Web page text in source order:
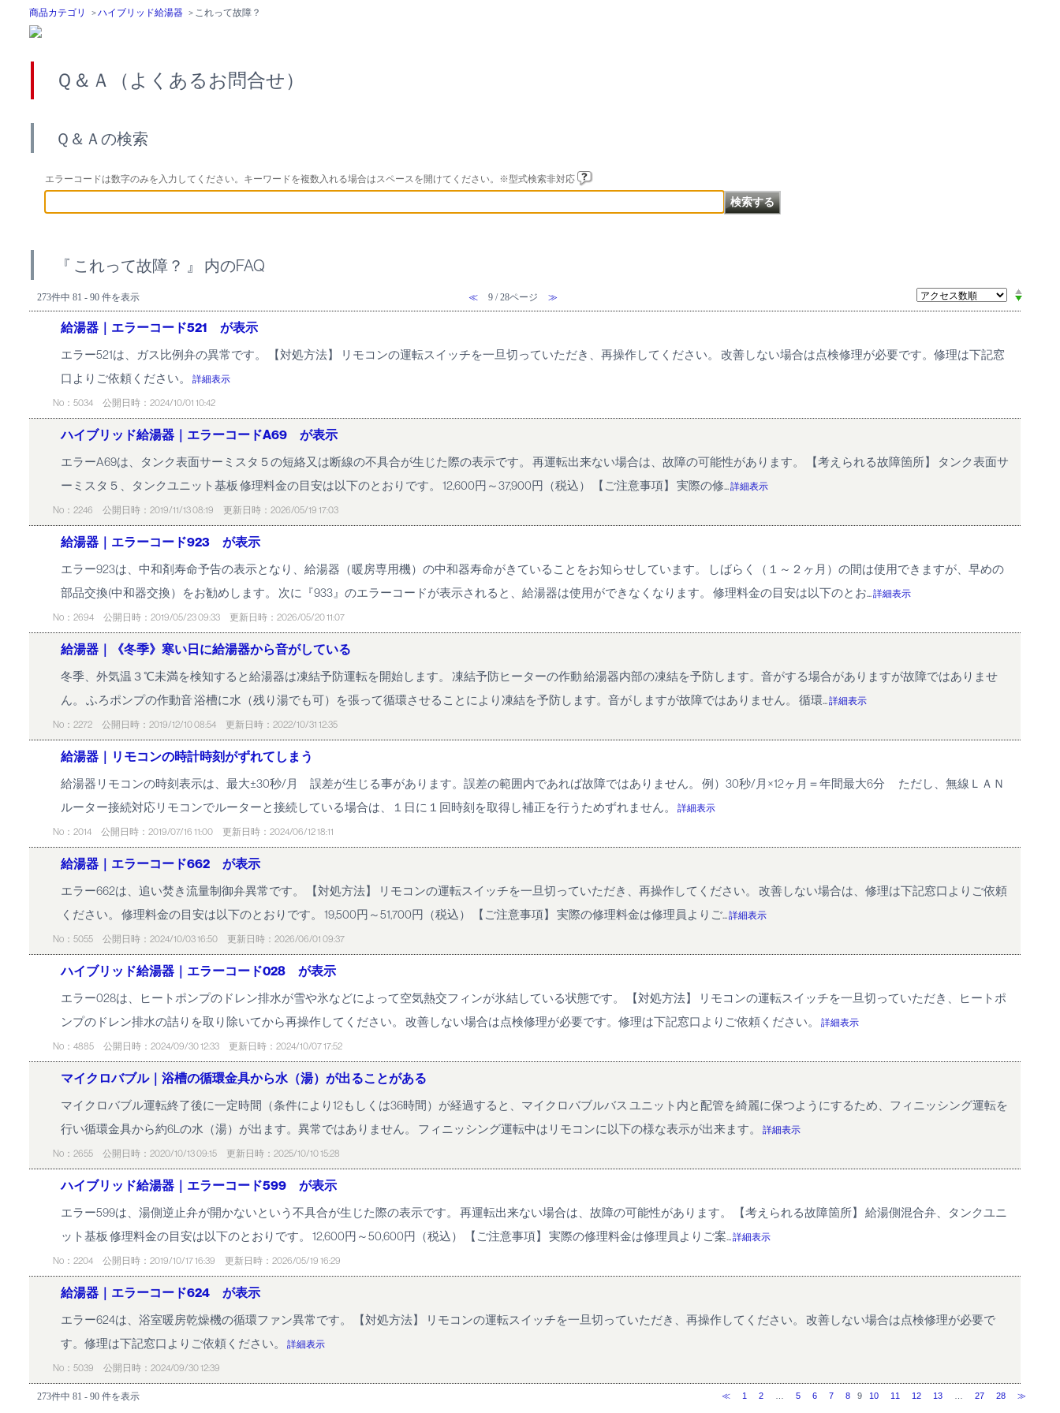
商品カテゴリ >ハイブリッド給湯器 > これって故障？
Ｑ＆Ａ（よくあるお問合せ）
Ｑ＆Ａの検索
エラーコードは数字のみを入力してください。キーワードを複数入れる場合はスペースを開けてください。※型式検索非対応
『 これって故障？ 』 内のFAQ
273件中 81 - 90 件を表示 ≪ 9 / 28ページ ≫
給湯器｜エラーコード521 が表示
エラー521は、ガス比例弁の異常です。 【対処方法】 リモコンの運転スイッチを一旦切っていただき、再操作してください。 改善しない場合は点検修理が必要です。修理は下記窓
口よりご依頼ください。
詳細表示
No：5034 公開日時：2024/10/01 10:42
ハイブリッド給湯器｜エラーコードA69 が表示
エラーA69は、タンク表面サーミスタ５の短絡又は断線の不具合が生じた際の表示です。 再運転出来ない場合は、故障の可能性があります。 【考えられる故障箇所】 タンク表面サ
ーミスタ５、タンクユニット基板 修理料金の目安は以下のとおりです。 12,600円～37,900円（税込） 【ご注意事項】 実際の修...詳細表示
No：2246 公開日時：2019/11/13 08:19 更新日時：2026/05/19 17:03
給湯器｜エラーコード923 が表示
エラー923は、中和剤寿命予告の表示となり、給湯器（暖房専用機）の中和器寿命がきていることをお知らせしています。 しばらく（１～２ヶ月）の間は使用できますが、早めの
部品交換(中和器交換）をお勧めします。 次に『933』のエラーコードが表示されると、給湯器は使用ができなくなります。 修理料金の目安は以下のとお...詳細表示
No：2694 公開日時：2019/05/23 09:33 更新日時：2026/05/20 11:07
給湯器｜《冬季》寒い日に給湯器から音がしている
冬季、外気温３℃未満を検知すると給湯器は凍結予防運転を開始します。 凍結予防ヒーターの作動 給湯器内部の凍結を予防します。音がする場合がありますが故障ではありませ
ん。 ふろポンプの作動音 浴槽に水（残り湯でも可）を張って循環させることにより凍結を予防します。音がしますが故障ではありません。 循環...詳細表示
No：2272 公開日時：2019/12/10 08:54 更新日時：2022/10/31 12:35
給湯器｜リモコンの時計時刻がずれてしまう
給湯器リモコンの時刻表示は、最大±30秒/月 誤差が生じる事があります。誤差の範囲内であれば故障ではありません。 例）30秒/月×12ヶ月＝年間最大6分 ただし、無線ＬＡＮ
ルーター接続対応リモコンでルーターと接続している場合は、１日に１回時刻を取得し補正を行うためずれません。
詳細表示
No：2014 公開日時：2019/07/16 11:00 更新日時：2024/06/12 18:11
給湯器｜エラーコード662 が表示
エラー662は、追い焚き流量制御弁異常です。 【対処方法】 リモコンの運転スイッチを一旦切っていただき、再操作してください。 改善しない場合は、修理は下記窓口よりご依頼
ください。 修理料金の目安は以下のとおりです。 19,500円～51,700円（税込） 【ご注意事項】 実際の修理料金は修理員よりご...詳細表示
No：5055 公開日時：2024/10/03 16:50 更新日時：2026/06/01 09:37
ハイブリッド給湯器｜エラーコード028 が表示
エラー028は、ヒートポンプのドレン排水が雪や氷などによって空気熱交フィンが氷結している状態です。 【対処方法】 リモコンの運転スイッチを一旦切っていただき、ヒートポ
ンプのドレン排水の詰りを取り除いてから再操作してください。 改善しない場合は点検修理が必要です。修理は下記窓口よりご依頼ください。
詳細表示
No：4885 公開日時：2024/09/30 12:33 更新日時：2024/10/07 17:52
マイクロバブル｜浴槽の循環金具から水（湯）が出ることがある
マイクロバブル運転終了後に一定時間（条件により12もしくは36時間）が経過すると、マイクロバブルバス ユニット内と配管を綺麗に保つようにするため、フィニッシング運転を
行い循環金具から約6Lの水（湯）が出ます。異常ではありません。 フィニッシング運転中はリモコンに以下の様な表示が出来ます。
詳細表示
No：2655 公開日時：2020/10/13 09:15 更新日時：2025/10/10 15:28
ハイブリッド給湯器｜エラーコード599 が表示
エラー599は、湯側逆止弁が開かないという不具合が生じた際の表示です。 再運転出来ない場合は、故障の可能性があります。 【考えられる故障箇所】 給湯側混合弁、タンクユニ
ット基板 修理料金の目安は以下のとおりです。 12,600円～50,600円（税込） 【ご注意事項】 実際の修理料金は修理員よりご案...詳細表示
No：2204 公開日時：2019/10/17 16:39 更新日時：2026/05/19 16:29
給湯器｜エラーコード624 が表示
エラー624は、浴室暖房乾燥機の循環ファン異常です。 【対処方法】 リモコンの運転スイッチを一旦切っていただき、再操作してください。 改善しない場合は点検修理が必要で
す。修理は下記窓口よりご依頼ください。
詳細表示
No：5039 公開日時：2024/09/30 12:39
273件中 81 - 90 件を表示 ≪ 1 2 5 6 7 8 9 10 11 12 13 27 28 ≫